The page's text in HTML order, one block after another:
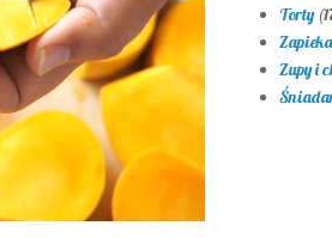
Torty
Zupy i